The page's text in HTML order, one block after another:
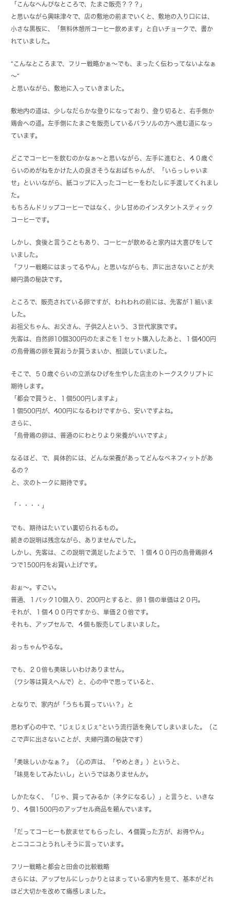
「こんなへんぴなところで、たまご販売？？？」
と思いながら興味津々で、店の敷地の前までいくと、敷地の入り口には、
小さな黒板に、「無料休憩所コーヒー飲めます」と白いチョークで、書か
れていました。
“こんなところまで、フリー戦略かぁ～でも、まったく伝わってないよなぁ
～“
と思いながら、敷地に入っていきました。
敷地内の道は、少しなだらかな登りになっており、登り切ると、右手側か
鶏舎への道。左手側にたまごを販売しているパラソルの方へ進む道になっ
ています。
どこでコーヒーを飲むのかなぁ～と思いながら、左手に進むと、４０歳ぐ
らいのめがねをかけた人の良さそうなおばちゃんが、「いらっしゃいま
せ」といいながら、紙コップに入ったコーヒーをわたしに手渡してくれまし
た。
もちろんドリップコーヒーではなく、少し甘めのインスタントスティック
コーヒーです。
しかし、食後と言うこともあり、コーヒーが飲めると家内は大喜びをして
いました。
「フリー戦略にはまってるやん」と思いながらも、声に出さないことが夫
婦円満の秘訣です。
ところで、販売されている卵ですが、われわれの前には、先客が１組いま
した。
お祖父ちゃん、お父さん、子供2人という、３世代家族です。
先客は、自然卵10個300円のたまごを１セット購入したあと、１個400円
の烏骨鶏の卵を買おうか買うまいか、相談していました。
そこで、５０歳ぐらいの立派なひげを生やした店主のトークスクリプトに
期待します。
「都会で買うと、１個500円しますよ」
１個500円が、400円になるわけですから、安いですよね。
さらに、
「烏骨鶏の卵は、普通のにわとりより栄養がいいですよ」
なるほど、で、具体的には、どんな栄養があってどんなベネフィットがあ
るの？
と、次のトークに期待です。
「・・・・」
でも、期待はたいてい裏切られるもの。
続きの説明は残念ながら、ありませんでした。
しかし、先客は、この説明で満足したようで、１個４００円の烏骨鶏卵４
つで1500円をお買い上げです。
おぉ～。すごい。
普通、１パック10個入り、200円とすると、卵１個の単価は２０円。
それが、１個４００円ですから、単価２０倍です。
それも、アップセルで、４個も販売してしまいました。
おっちゃんやるな。
でも、２０倍も美味しいわけありません。
（ワシ等は買えへんで）と、心の中で思っていると、
となりで、家内が「うちも買っていい？」と
思わず心の中で、“じぇじぇじぇ“という流行語を発してしまいました。（こ
こで声に出さないことが、夫婦円満の秘訣です）
「美味しいかなぁ？」（心の声は、「やめとき」）というと、
「味見をしてみたいし」というではありませんか。
しかたなく、「じゃ、買ってみるか（ネタになるし）」と言うと、いきな
り、４個1500円のアップセル商品を頼んでいます。
「だってコーヒーも飲ませてもらったし、４個買った方が、お得やん」
とニコニコとうれしそうに言っています。
フリー戦略と都会と田舎の比較戦略
さらには、アップセルにしっかりとはまっている家内を見て、基本がどれ
ほど大切かを改めて痛感しました。